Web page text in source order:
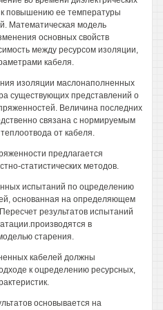
повышению ее температуры
Математическая модель
основных свойств
между ресурсом изоляции,
кабеля.
изоляции маслонаполненных
существующих представлений о
Величина последних
связана с нормируемым
от кабеля.
предлагается
статистических методов.
испытаний по оцределению
основанная на определяющем
результатов испытаний
в
старения.
кабелей должны
к оцределению ресурсных,
основывается на